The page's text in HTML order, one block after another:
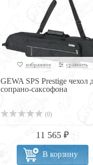
избранное сравнить
GEWA SPS Prestige чехол
сопрано-саксофона
(0)
11 565 ₽
В корзину